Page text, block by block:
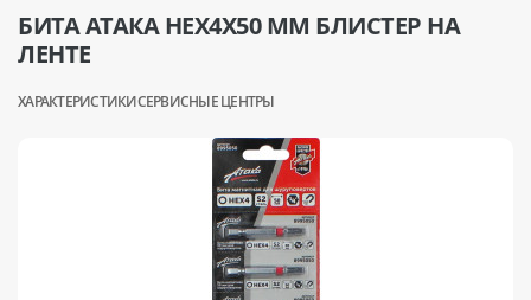
БИТА АТАКА HEX4X50 ММ БЛИСТЕР НА
ЛЕНТЕ
ХАРАКТЕРИСТИКИСЕРВИСНЫЕ ЦЕНТРЫ